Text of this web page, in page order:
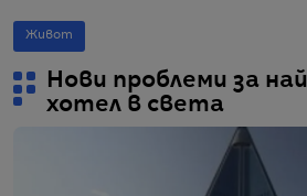
Живот
Нови проблеми за
хотел в света